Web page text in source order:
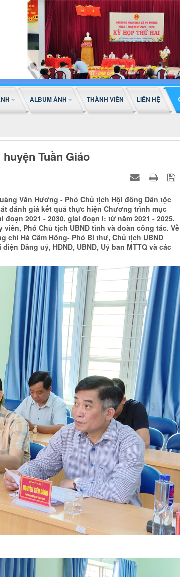
ALBUM ẢNH THÀNH VIÊN LIÊN HỆ
Tuần Giáo
Văn Hương - Phó Chủ tịch Hội đồng Dân tộc
đánh giá kết quả thực hiện Chương trình mục
2021 - 2030, giai đoạn I: từ năm 2021 - 2025.
Phó Chủ tịch UBND tỉnh và đoàn công tác. Về
Hà Cầm Hồng- Phó Bí thư, Chủ tịch UBND
Đảng uỷ, HĐND, UBND, Uỷ ban MTTQ và các